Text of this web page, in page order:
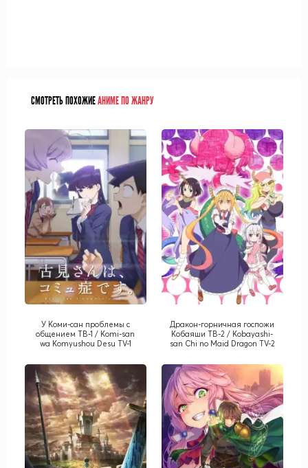
СМОТРЕТЬ ПОХОЖИЕАНИМЕ ПО ЖАНРУ
У Коми-сан проблемы с
общением ТВ-1 / Komi-san
wa Komyushou Desu TV-1
Дракон-горничная госпожи
Кобаяши ТВ-2 / Kobayashi-
san Chi no Maid Dragon TV-2